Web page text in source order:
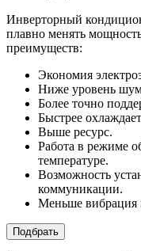
Инверторный
плавно менять
преимуществ:
Экономия
Ниже уровень
Более точно
Быстрее
Выше ресурс.
Работа в режиме
температуре.
Возможность
коммуникации.
Меньше вибрация
Подбрать